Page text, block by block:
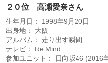
２０位 高瀬愛奈さん
生年月日： 1998年9月20日
出身地： 大阪
アルバム： 走り出す瞬間
テレビ： Re:Mind
参加ユニット： 日向坂46 (2016